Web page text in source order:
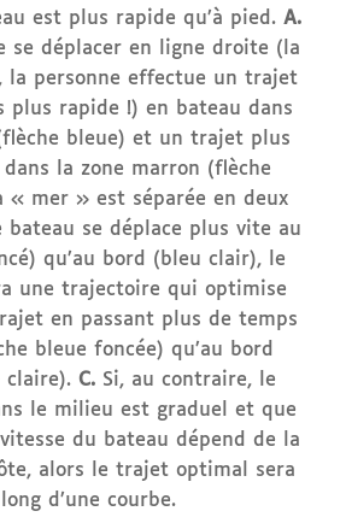
est plus rapide qu’à pied. A.
se déplacer en ligne droite (la
la personne effectue un trajet
plus rapide !) en bateau dans
bleue) et un trajet plus
la zone marron (flèche
« mer » est séparée en deux
bateau se déplace plus vite au
qu’au bord (bleu clair), le
une trajectoire qui optimise
en passant plus de temps
bleue foncée) qu’au bord
claire). C.Si, au contraire, le
le milieu est graduel et que
du bateau dépend de la
alors le trajet optimal sera
long d’une courbe.